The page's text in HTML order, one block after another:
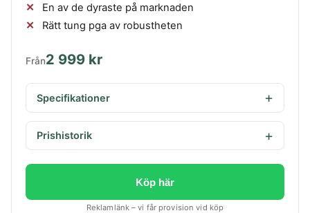
En av de dyraste på marknaden
Rätt tung pga av robustheten
Från2 999 kr
Specifikationer
Prishistorik
Köp här
Reklamlänk – vi får provision vid köp